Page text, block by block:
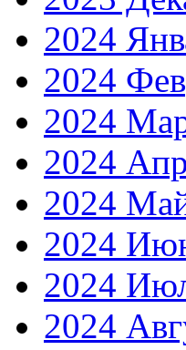
2024
2024
2024
2024
2024
2024
2024
2024